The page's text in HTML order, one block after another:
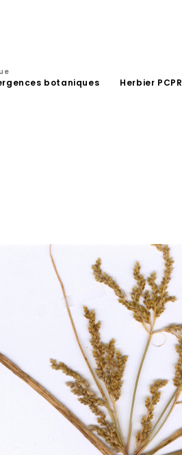
botaniques Herbier PCPR